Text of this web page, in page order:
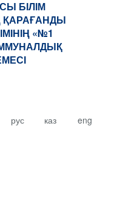
БІЛІМ
«№1
рус каз eng